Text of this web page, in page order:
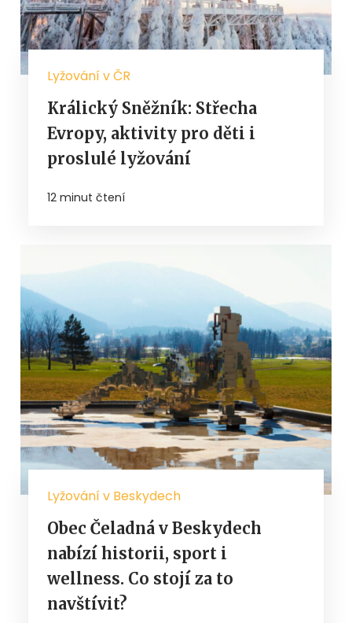
Lyžování v ČR
Králický Sněžník: Střecha
Evropy, aktivity pro děti i
proslulé lyžování
12 minut čtení
Lyžování v Beskydech
Obec Čeladná v Beskydech
nabízí historii, sport i
wellness. Co stojí za to
navštívit?